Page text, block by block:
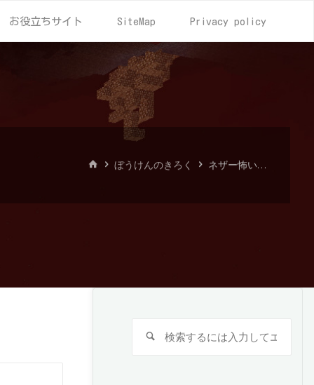
お役立ちサイト SiteMap Privacy policy
ホ ぼうけんのきろく ネザー怖い…
検